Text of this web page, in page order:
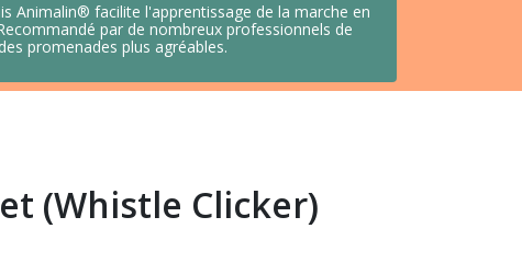
Animalin® facilite l'apprentissage de la marche en
par de nombreux professionnels de
promenades plus agréables.
(Whistle Clicker)